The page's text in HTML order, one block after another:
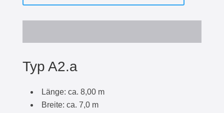
Typ A2.a
Länge: ca. 8,00 m
Breite: ca. 7,0 m